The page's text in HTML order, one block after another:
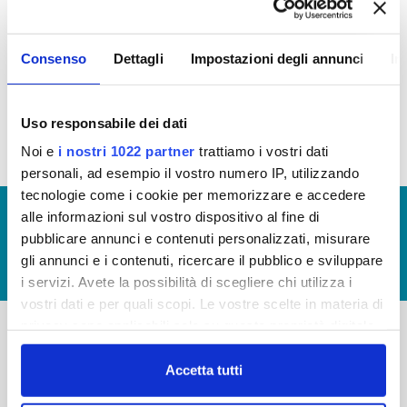
Consenso Dettagli Impostazioni degli annunci
Uso responsabile dei dati
Noi e i nostri 1022 partner trattiamo i vostri dati
personali, ad esempio il vostro numero IP, utilizzando
tecnologie come i cookie per memorizzare e accedere
alle informazioni sul vostro dispositivo al fine di
pubblicare annunci e contenuti personalizzati, misurare
gli annunci e i contenuti, ricercare il pubblico e sviluppare
i servizi. Avete la possibilità di scegliere chi utilizza i
vostri dati e per quali scopi. Le vostre scelte in materia di
in cui avete effettuato le vostre scelte. È possibile
modificare o revocare il proprio consenso in qualsiasi
momento dalla Dichiarazione sui cookie o facendo clic
Accetta tutti
interventi di Publiacqua 2020 - 2024(visualizza
documentazione) e ilprogramma degli interventi
© Copyright 2017 - 2026
GLOSSARIO
GIUDICA IL SERVIZIO
LAVORA CON NOI
FAQ